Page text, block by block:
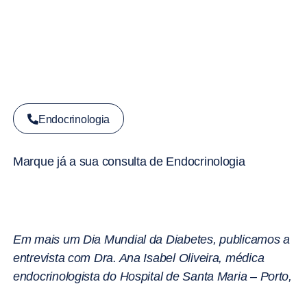
Endocrinologia
Marque já a sua consulta de Endocrinologia
Em mais um Dia Mundial da Diabetes, publicamos a
entrevista com Dra. Ana Isabel Oliveira, médica
endocrinologista do Hospital de Santa Maria – Porto,